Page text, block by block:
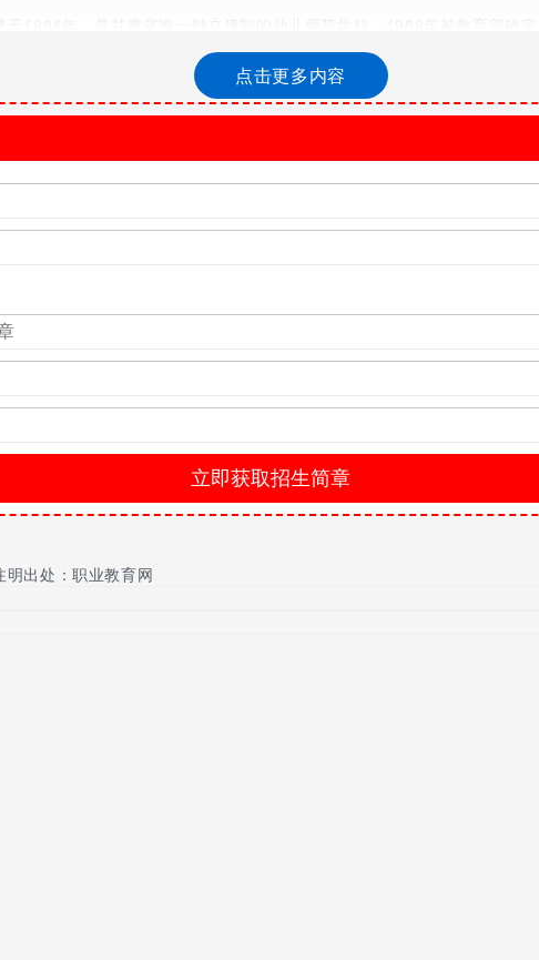
学院，与教育学系组建为教育学院(幼儿师范学院)，两块牌子，一套编
文史
48
文史
45
生委员会统一组织下进行，执行教育部规定的“学校负责，省级招生主管
网站等形式向考生公布。
超过在各省(自治区、直辖市)招生计划105%的比例调阅考生档案，具
授6人，副教授24人，讲师10人，助教3人，其中有博士1人，硕士21人
、“甘肃省劳动先锋”等称号。有2名教师是甘肃省优秀教师园丁奖获得者
独设立幼儿师范学院。学院在东校区办学，教学资源丰富，校区占地
室。逸夫艺术楼有琴房150间、舞蹈教室3间、电钢琴教室1间，声乐教
以上文章，对于学校的录取分数线，收费标准，招生专业等等，都有了
点击更多内容
出处：职业教育网